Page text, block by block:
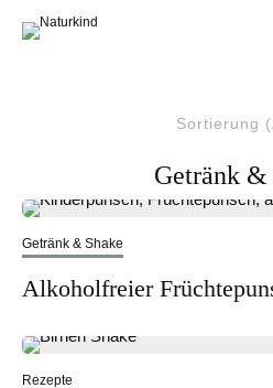
Sortierung
Getränk &
Getränk & Shake
Alkoholfreier
Rezepte